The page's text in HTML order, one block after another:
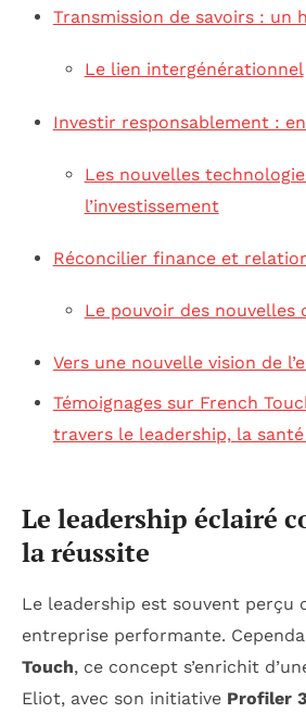
Transmission de savoirs : un
Le lien intergénérationnel
Investir responsablement :
Les nouvelles
l’investissement
Réconcilier finance et
Le pouvoir des nouvelles
Vers une nouvelle vision de
Témoignages sur French
travers le leadership, la
Le leadership éclairé
la réussite
Le leadership est souvent perçu
entreprise performante.
Touch, ce concept s’enrichit
Eliot, avec son initiative Profiler